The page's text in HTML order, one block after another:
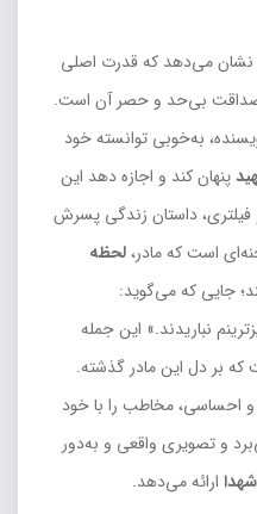
نشان می‌دهد که قدرت اصلی
بی‌حد و حصر آن است.
به‌خوبی توانسته خود
پنهان کند و اجازه دهد این
فیلتری، داستان زندگی پسرش
است که مادر، لحظه
جایی که می‌گوید:
نباریدند.» این جمله
که بر دل این مادر گذشته.
و احساسی، مخاطب را با خود
و تصویری واقعی و به‌دور
ارائه می‌دهد.